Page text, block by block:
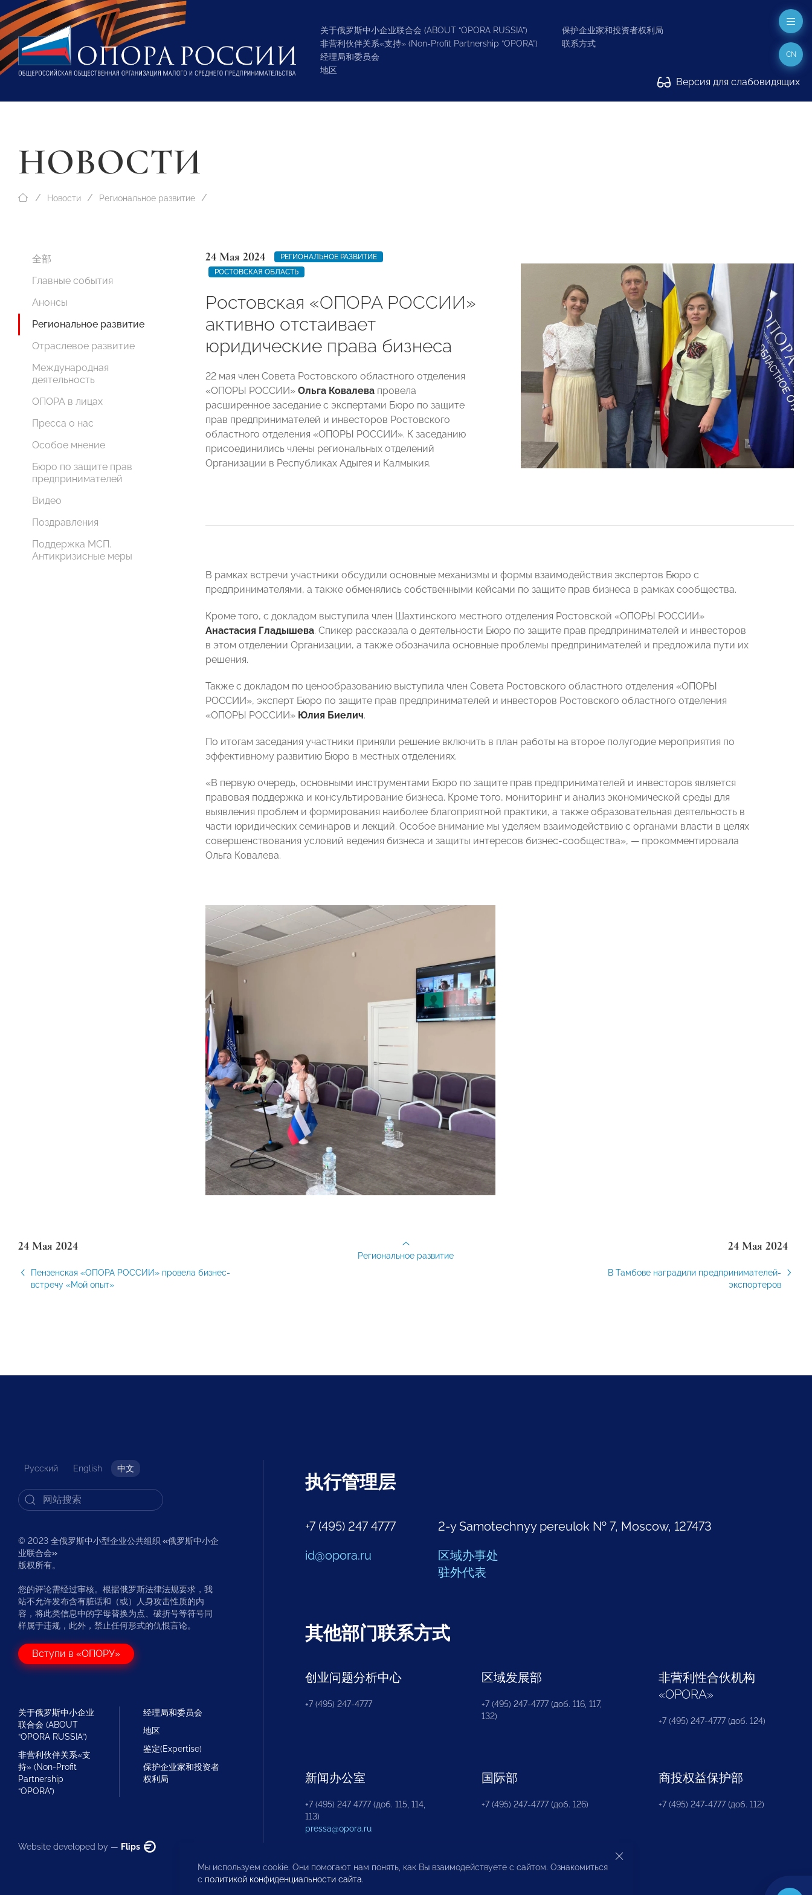
关于俄罗斯中小企业联合会 (ABOUT “OPORA RUSSIA”)
非营利伙伴关系«支持» (Non-Profit Partnership “OPORA”)
经理局和委员会
地区
保护企业家和投资者权利局
联系方式
Версия для слабовидящих
CN
НОВОСТИ
Новости Региональное развитие
全部
Главные события
Анонсы
Региональное развитие
Отраслевое развитие
Международная
деятельность
ОПОРА в лицах
Пресса о нас
Особое мнение
Бюро по защите прав
предпринимателей
Видео
Поздравления
Поддержка МСП.
Антикризисные меры
24 Мая 2024
РЕГИОНАЛЬНОЕ РАЗВИТИЕ
РОСТОВСКАЯ ОБЛАСТЬ
Ростовская «ОПОРА РОССИИ»
активно отстаивает
юридические права бизнеса
22 мая член Совета Ростовского областного отделения
«ОПОРЫ РОССИИ» Ольга Ковалева провела
расширенное заседание с экспертами Бюро по защите
прав предпринимателей и инвесторов Ростовского
областного отделения «ОПОРЫ РОССИИ». К заседанию
присоединились члены региональных отделений
Организации в Республиках Адыгея и Калмыкия.
В рамках встречи участники обсудили основные механизмы и формы взаимодействия экспертов Бюро с
предпринимателями, а также обменялись собственными кейсами по защите прав бизнеса в рамках сообщества.
Кроме того, с докладом выступила член Шахтинского местного отделения Ростовской «ОПОРЫ РОССИИ»
Анастасия Гладышева. Спикер рассказала о деятельности Бюро по защите прав предпринимателей и инвесторов
в этом отделении Организации, а также обозначила основные проблемы предпринимателей и предложила пути их
решения.
Также с докладом по ценообразованию выступила член Совета Ростовского областного отделения «ОПОРЫ
РОССИИ», эксперт Бюро по защите прав предпринимателей и инвесторов Ростовского областного отделения
«ОПОРЫ РОССИИ» Юлия Биелич.
По итогам заседания участники приняли решение включить в план работы на второе полугодие мероприятия по
эффективному развитию Бюро в местных отделениях.
«В первую очередь, основными инструментами Бюро по защите прав предпринимателей и инвесторов является
правовая поддержка и консультирование бизнеса. Кроме того, мониторинг и анализ экономической среды для
выявления проблем и формирования наиболее благоприятной практики, а также образовательная деятельность в
части юридических семинаров и лекций. Особое внимание мы уделяем взаимодействию с органами власти в целях
совершенствования условий ведения бизнеса и защиты интересов бизнес-сообщества», — прокомментировала
Ольга Ковалева.
24 Мая 2024
Пензенская «ОПОРА РОССИИ» провела бизнес-
встречу «Мой опыт»
24 Мая 2024
В Тамбове наградили предпринимателей-
экспортеров
Региональное развитие
Русский English 中文
© 2023 全俄罗斯中小型企业公共组织 «俄罗斯中小企
业联合会»
版权所有。
您的评论需经过审核。根据俄罗斯法律法规要求，我
站不允许发布含有脏话和（或）人身攻击性质的内
容，将此类信息中的字母替换为点、破折号等符号同
样属于违规，此外，禁止任何形式的仇恨言论。
Вступи в «ОПОРУ»
关于俄罗斯中小企业
联合会 (ABOUT
“OPORA RUSSIA”)
非营利伙伴关系«支
持» (Non-Profit
Partnership
“OPORA”)
经理局和委员会
地区
鉴定(Expertise)
保护企业家和投资者
权利局
Website developed by — Flips
执行管理层
+7 (495) 247 4777
id@opora.ru
2-y Samotechnyy pereulok № 7, Moscow, 127473
区域办事处
驻外代表
其他部门联系方式
创业问题分析中心
+7 (495) 247-4777
区域发展部
+7 (495) 247-4777 (доб. 116, 117,
132)
非营利性合伙机构
«OPORA»
+7 (495) 247-4777 (доб. 124)
新闻办公室
+7 (495) 247 4777 (доб. 115, 114,
113)
pressa@opora.ru
国际部
+7 (495) 247-4777 (доб. 126)
商投权益保护部
+7 (495) 247-4777 (доб. 112)
Мы используем cookie. Они помогают нам понять, как Вы взаимодействуете с сайтом. Ознакомиться
с политикой конфиденциальности сайта.